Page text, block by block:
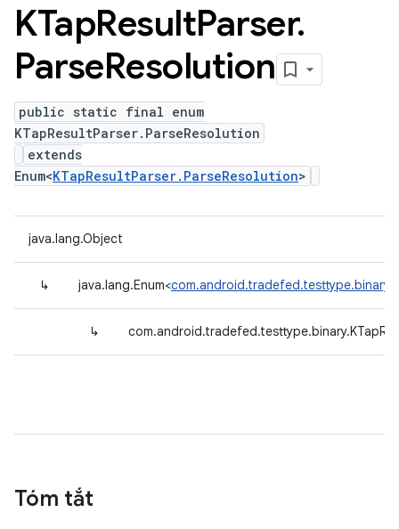
KTapResultParser.
ParseResolution
public static final enum
KTapResultParser.ParseResolution
extends
Enum<KTapResultParser.ParseResolution>
java.lang.Object
↳ java.lang.Enum<
↳
Tóm tắt